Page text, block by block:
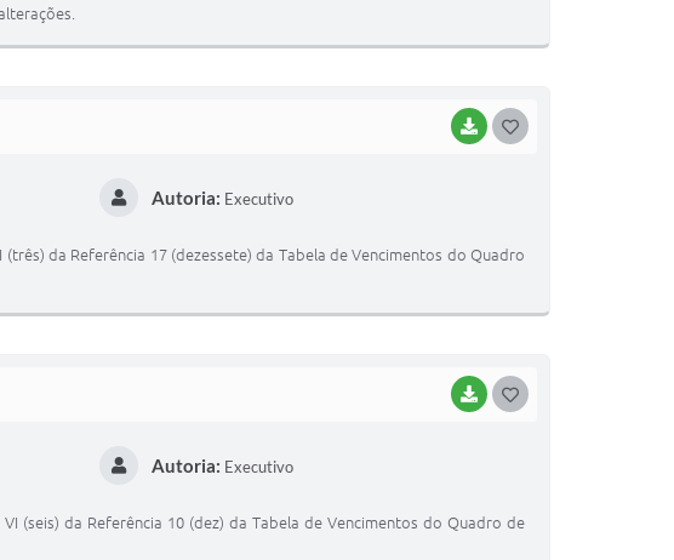
I
BAIXAR
I
Autoria: Executivo
da Referência 17 (dezessete) da Tabela de Vencimentos do Quadro
BAIXAR
Autoria: Executivo
(seis) da Referência 10 (dez) da Tabela de Vencimentos do Quadro de